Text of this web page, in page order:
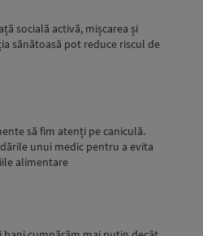
socială activă, mișcarea și
sănătoasă pot reduce riscul de
să fim atenți pe caniculă.
unui medic pentru a evita
alimentare